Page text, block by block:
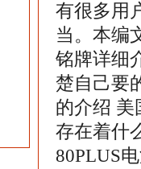
有很多用
当。本编
铭牌详细
楚自己要
的介绍 美
存在着什
80PLUS